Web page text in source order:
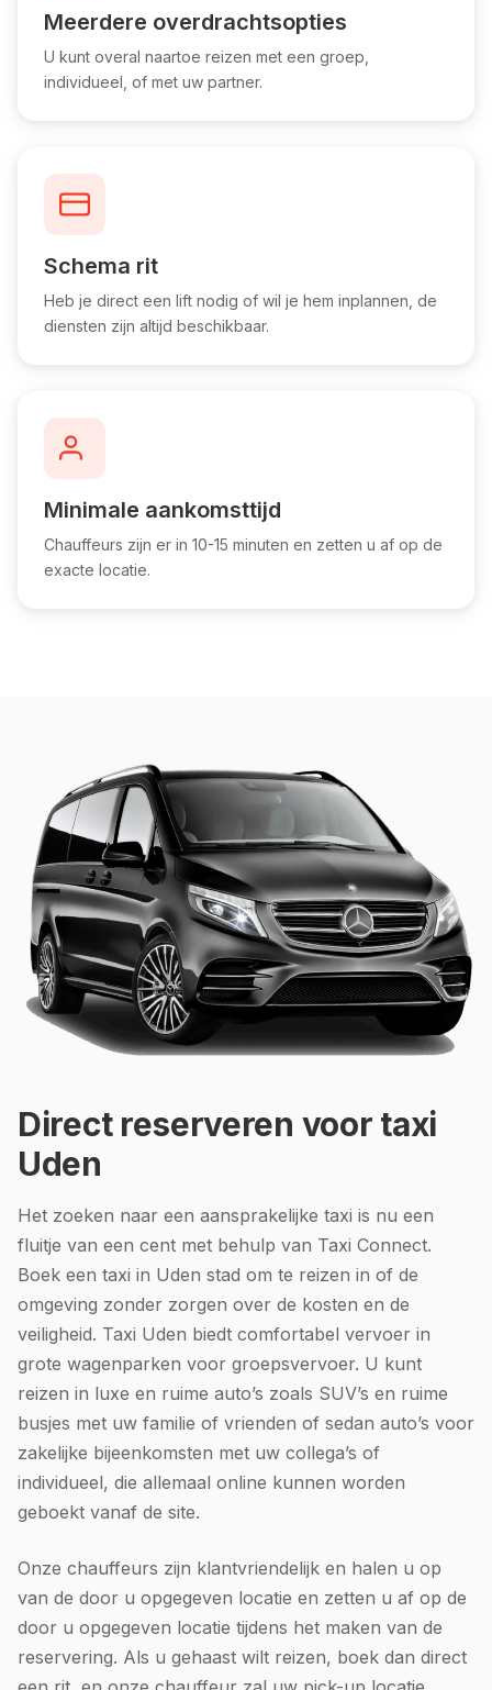
Meerdere overdrachtsopties
U kunt overal naartoe reizen met een groep,
individueel, of met uw partner.
Schema rit
Heb je direct een lift nodig of wil je hem inplannen, de
diensten zijn altijd beschikbaar.
Minimale aankomsttijd
Chauffeurs zijn er in 10-15 minuten en zetten u af op de
exacte locatie.
Direct reserveren voor taxi
Uden
Het zoeken naar een aansprakelijke taxi is nu een
fluitje van een cent met behulp van Taxi Connect.
Boek een taxi in Uden stad om te reizen in of de
omgeving zonder zorgen over de kosten en de
veiligheid. Taxi Uden biedt comfortabel vervoer in
grote wagenparken voor groepsvervoer. U kunt
reizen in luxe en ruime auto’s zoals SUV’s en ruime
busjes met uw familie of vrienden of sedan auto’s voor
zakelijke bijeenkomsten met uw collega’s of
individueel, die allemaal online kunnen worden
geboekt vanaf de site.
Onze chauffeurs zijn klantvriendelijk en halen u op
van de door u opgegeven locatie en zetten u af op de
door u opgegeven locatie tijdens het maken van de
reservering. Als u gehaast wilt reizen, boek dan direct